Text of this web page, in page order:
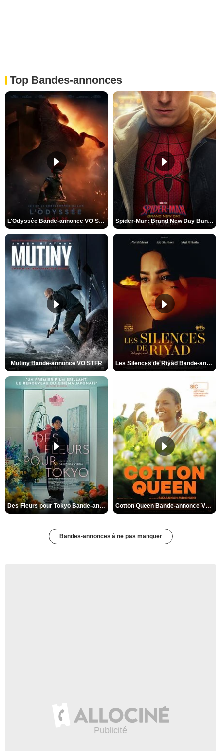
Top Bandes-annonces
L'Odyssée Bande-annonce VO STFR Spider-Man: Brand New Day Bande-annonce VO STFR
Mutiny Bande-annonce VO STFR Les Silences de Riyad Bande-annonce VO STFR
Des Fleurs pour Tokyo Bande-annonce VO STFR Cotton Queen Bande-annonce VO STFR
Bandes-annonces à ne pas manquer